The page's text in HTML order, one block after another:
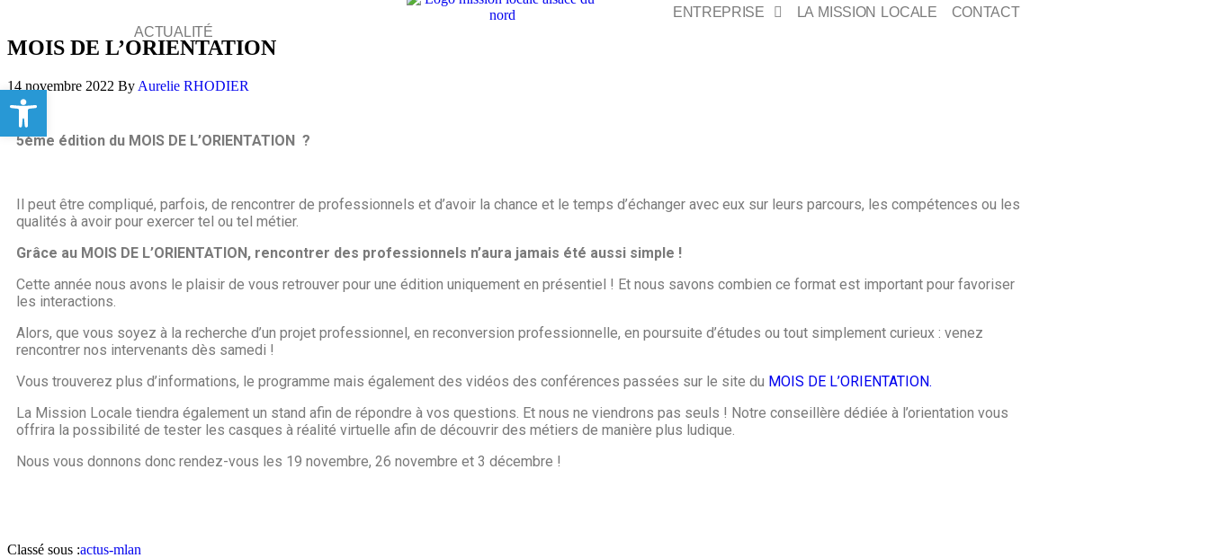
ACTUALITÉ
ENTREPRISE LA MISSION LOCALE CONTACT
MOIS DE L’ORIENTATION
14 novembre 2022 By Aurelie RHODIER
5ème édition du MOIS DE L’ORIENTATION ?
Il peut être compliqué, parfois, de rencontrer de professionnels et d’avoir la chance et le temps d’échanger avec eux sur leurs parcours, les compétences ou les
qualités à avoir pour exercer tel ou tel métier.
Grâce au MOIS DE L’ORIENTATION, rencontrer des professionnels n’aura jamais été aussi simple !
Cette année nous avons le plaisir de vous retrouver pour une édition uniquement en présentiel ! Et nous savons combien ce format est important pour favoriser
les interactions.
Alors, que vous soyez à la recherche d’un projet professionnel, en reconversion professionnelle, en poursuite d’études ou tout simplement curieux : venez
rencontrer nos intervenants dès samedi !
Vous trouverez plus d’informations, le programme mais également des vidéos des conférences passées sur le site du MOIS DE L’ORIENTATION.
La Mission Locale tiendra également un stand afin de répondre à vos questions. Et nous ne viendrons pas seuls ! Notre conseillère dédiée à l’orientation vous
offrira la possibilité de tester les casques à réalité virtuelle afin de découvrir des métiers de manière plus ludique.
Nous vous donnons donc rendez-vous les 19 novembre, 26 novembre et 3 décembre !
Classé sous :actus-mlan
Ouvrir la barre d’outils